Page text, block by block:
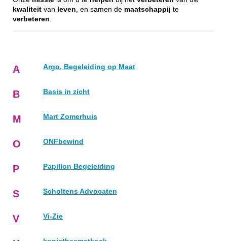
kwaliteit van leven , en samen de maatschappij te
verbeteren
A Argo, Begeleiding op Maat
B Basis in zicht
M Mart Zomerhuis
O ONFbewind
P Papillon Begeleiding
S Scholtens Advocaten
V Vi-Zie